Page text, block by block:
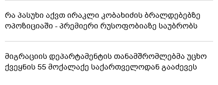
რა პასუხი აქვთ ირაკლი კობახიძის ბრალდებებზე
ოპოზიციაში - პრემიერი რუსოფობიაზე საუბრობს
მიგრაციის დეპარტამენტის თანამშრომლებმა უცხო
ქვეყნის 55 მოქალაქე საქართველოდან გააძევეს